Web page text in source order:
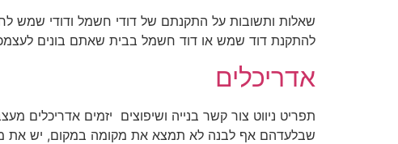
שאלות ותשובות על התקנתם של דודי חשמל ודודי שמש
להתקנת דוד שמש או דוד חשמל בבית שאתם בונים
אדריכלים
תפריט ניווט צור קשר בנייה ושיפוצים יזמים
שבלעדהם אף לבנה לא תמצא את מקומה במקום, יש את